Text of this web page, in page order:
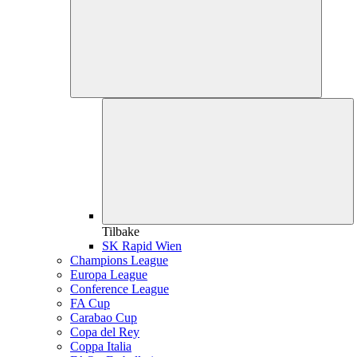
Tilbake
SK Rapid Wien
Champions League
Europa League
Conference League
FA Cup
Carabao Cup
Copa del Rey
Coppa Italia